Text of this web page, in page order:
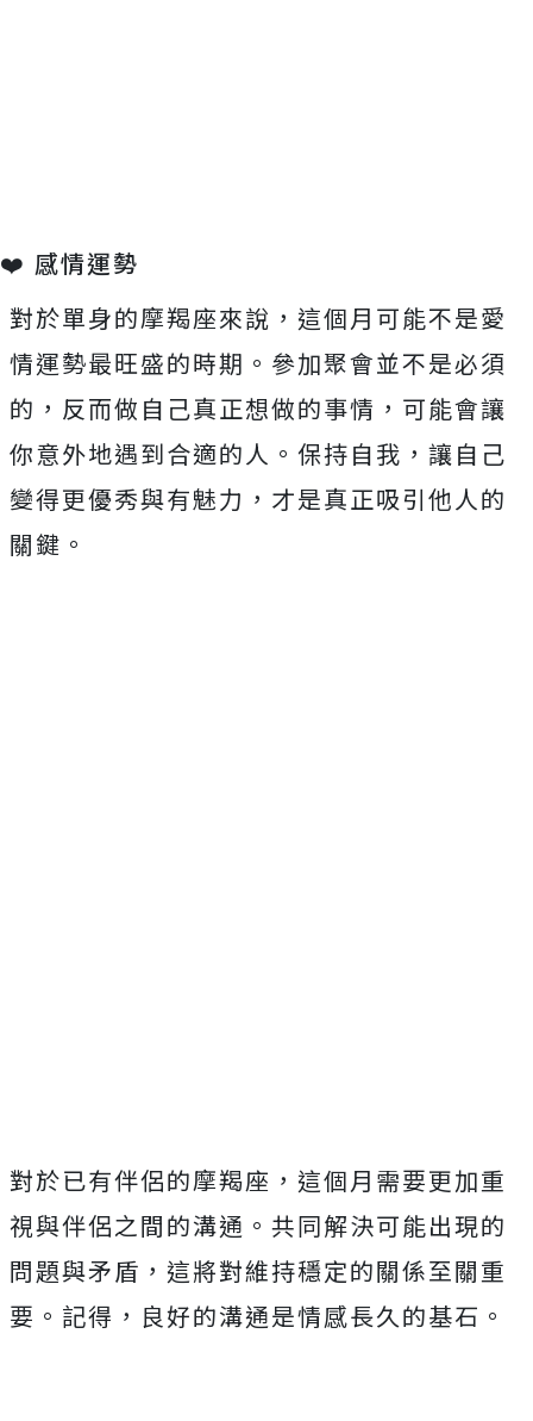
❤️ 感情運勢
對於單身的摩羯座來說，這個月可能不是愛
情運勢最旺盛的時期。參加聚會並不是必須
的，反而做自己真正想做的事情，可能會讓
你意外地遇到合適的人。保持自我，讓自己
變得更優秀與有魅力，才是真正吸引他人的
關鍵。
對於已有伴侶的摩羯座，這個月需要更加重
視與伴侶之間的溝通。共同解決可能出現的
問題與矛盾，這將對維持穩定的關係至關重
要。記得，良好的溝通是情感長久的基石。